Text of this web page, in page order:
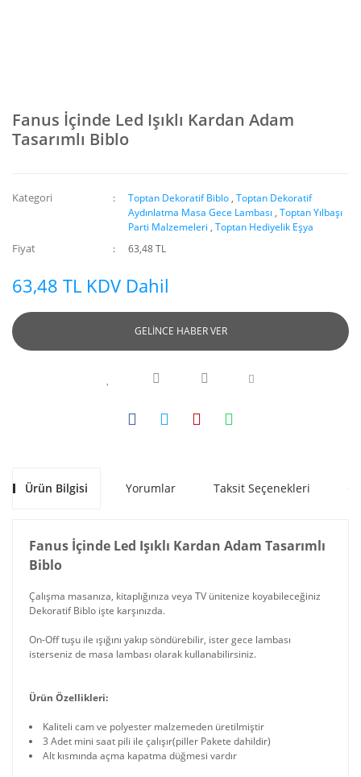
Fanus İçinde Led Işıklı Kardan Adam
Tasarımlı Biblo
Kategori Toptan Dekoratif Biblo ,Toptan Dekoratif
Aydınlatma Masa Gece Lambası ,Toptan Yılbaşı
Parti Malzemeleri ,Toptan Hediyelik Eşya
Fiyat 63,48 TL
63,48 TL KDV Dahil
GELİNCE HABER VER
Ürün Bilgisi Yorumlar Taksit Seçenekleri
Fanus İçinde Led Işıklı Kardan Adam Tasarımlı
Biblo
Çalışma masanıza, kitaplığınıza veya TV ünitenize koyabileceğiniz
Dekoratif Biblo işte karşınızda.
On-Off tuşu ile ışığını yakıp söndürebilir, ister gece lambası
isterseniz de masa lambası olarak kullanabilirsiniz.
Ürün Özellikleri:
Kaliteli cam ve polyester malzemeden üretilmiştir
3 Adet mini saat pili ile çalışır(piller Pakete dahildir)
Alt kısmında açma kapatma düğmesi vardır